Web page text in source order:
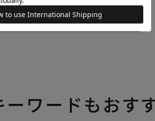
なテーマの特集一覧はこちら
ーワードもおす